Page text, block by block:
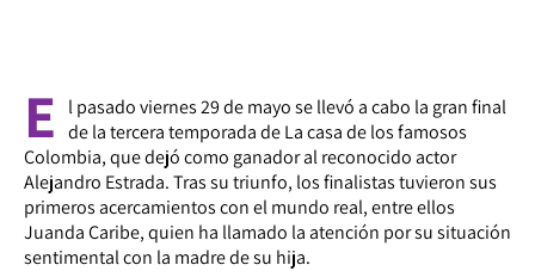
E
l pasado viernes 29 de mayo se llevó a cabo la gran final
de la tercera temporada de La casa de los famosos
Colombia, que dejó como ganador al reconocido actor
Alejandro Estrada. Tras su triunfo, los finalistas tuvieron sus
primeros acercamientos con el mundo real, entre ellos
Juanda Caribe, quien ha llamado la atención por su situación
sentimental con la madre de su hija.